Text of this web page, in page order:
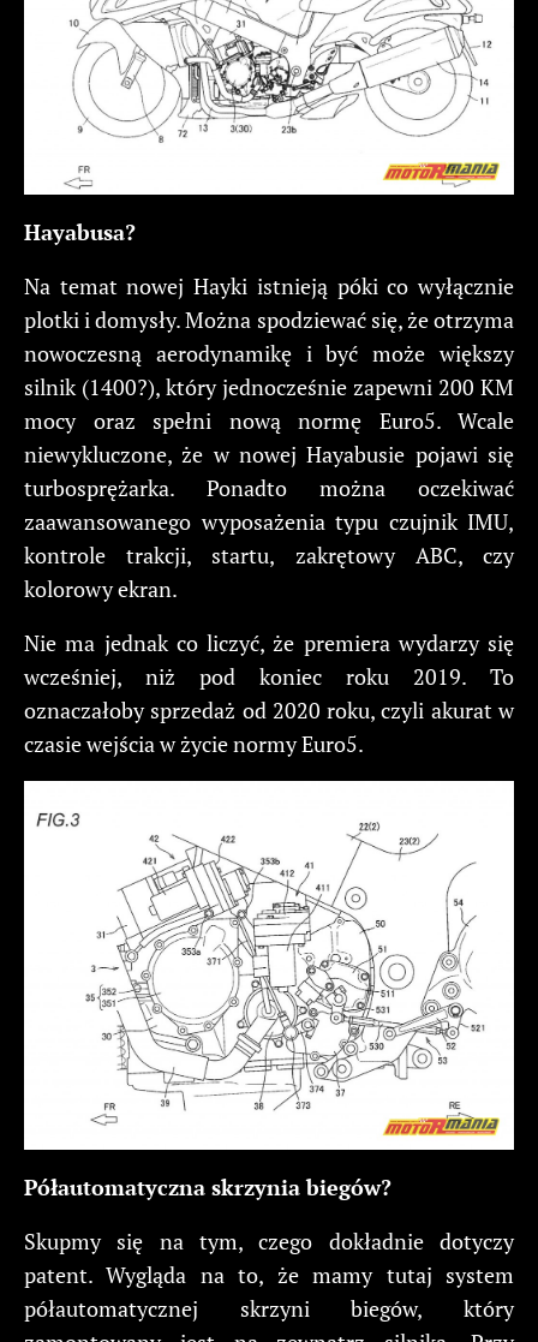
Hayabusa?
Na temat nowej Hayki istnieją póki co wyłącznie
plotki i domysły. Można spodziewać się, że otrzyma
nowoczesną aerodynamikę i być może większy
silnik (1400?), który jednocześnie zapewni 200 KM
mocy oraz spełni nową normę Euro5. Wcale
niewykluczone, że w nowej Hayabusie pojawi się
turbosprężarka. Ponadto można oczekiwać
zaawansowanego wyposażenia typu czujnik IMU,
kontrole trakcji, startu, zakrętowy ABC, czy
kolorowy ekran.
Nie ma jednak co liczyć, że premiera wydarzy się
wcześniej, niż pod koniec roku 2019. To
oznaczałoby sprzedaż od 2020 roku, czyli akurat w
czasie wejścia w życie normy Euro5.
Półautomatyczna skrzynia biegów?
Skupmy się na tym, czego dokładnie dotyczy
patent. Wygląda na to, że mamy tutaj system
półautomatycznej skrzyni biegów, który